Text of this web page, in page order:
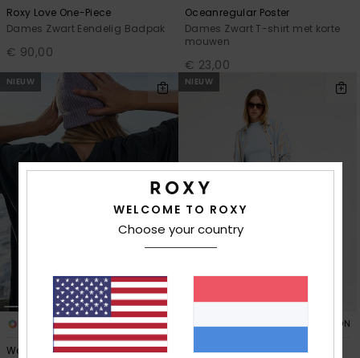
Roxy Love One-Piece
Dames Zwart Eendelig Badpak
€ 90,00
Oceanregular Poster
Dames Zwart T-shirt met korte
mouwen
€ 23,00
NIEUW
RECYCLED FIBER
Washed
NIEUW
1 ORGANIC COTTON
Beach Flirt
WELCOME TO ROXY
Choose your country